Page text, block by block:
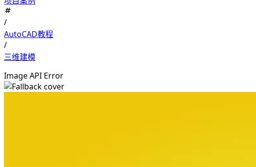
/
AutoCAD教程
/
三维建模
Image API Error